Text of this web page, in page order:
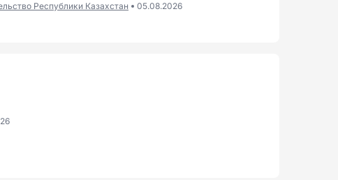
Республики Казахстан 05.08.2026